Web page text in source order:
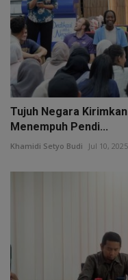
Tujuh Negara
Menempuh Pendi...
Khamidi Setyo Budi Jul 10, 2025